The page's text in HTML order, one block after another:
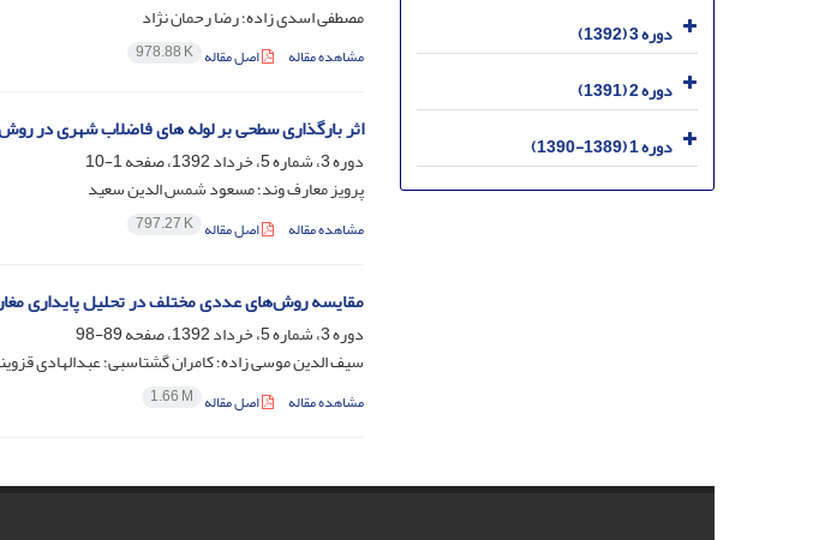
مصطفی اسدی زاده؛ رضا رحمان نژاد
مشاهده مقاله اصل مقاله 978.88 K
اثر بارگذاری سطحی بر لوله های فاضلاب شهری در
دوره 3، شماره 5، خرداد 1392، صفحه
1-10
پرویز معارف وند؛ مسعود شمس الدین سعید
مشاهده مقاله اصل مقاله 797.27 K
مقایسه روش‌های عددی مختلف در تحلیل پایداری
دوره 3، شماره 5، خرداد 1392، صفحه
89-98
سیف الدین موسی زاده؛ کامران گشتاسبی؛ عبدالهادی
مشاهده مقاله اصل مقاله 1.66 M
دوره 3 (1392)
دوره 2 (1391)
دوره 1 (1389-1390)